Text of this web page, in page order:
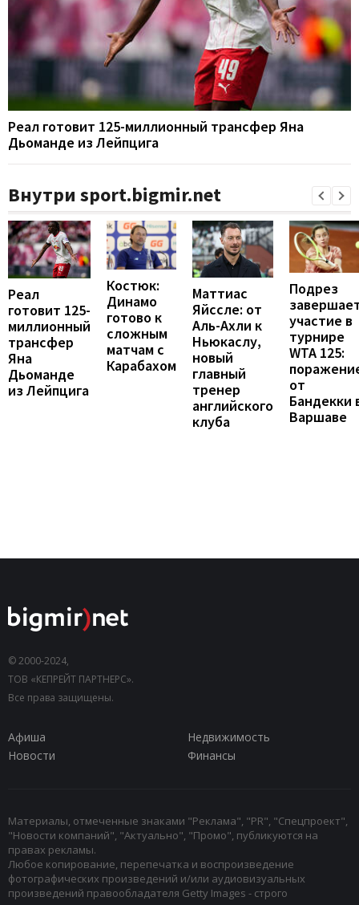
Реал готовит 125-миллионный трансфер Яна
Дьоманде из Лейпцига
Внутри sport.bigmir.net
Реал
готовит 125-
миллионный
трансфер
Яна
Дьоманде
из Лейпцига
Костюк:
Динамо
готово к
сложным
матчам с
Карабахом
Маттиас
Яйссле: от
Аль-Ахли к
Ньюкаслу,
новый
главный
тренер
английского
клуба
Подрез
участие в
турнире
WTA 125:
от
Бандекки
Варшаве
© 2000-2024,
ТОВ «КЕПРЕЙТ ПАРТНЕРС».
Все права защищены.
Афиша
Недвижимость
Новости
Финансы
Материалы, отмеченные знаками "Реклама", "PR", "Спецпроект",
"Новости компаний", "Актуально", "Промо", публикуются на
правах рекламы.
Любое копирование, перепечатка и воспроизведение
фотографических произведений и/или аудиовизуальных
произведений правообладателя Getty Images - строго